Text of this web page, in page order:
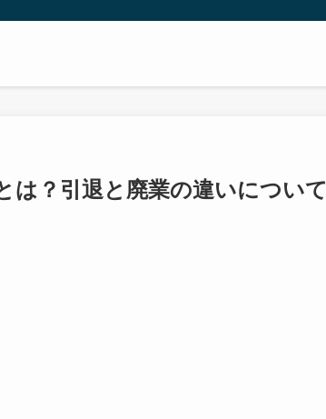
は？引退と廃業の違いについて